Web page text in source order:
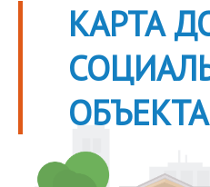
КАРТА
ОБЪЕКТА